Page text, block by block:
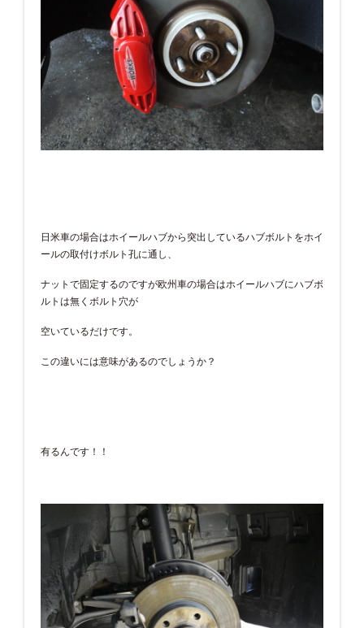
日米車の場合はホイールハブから突出しているハブボルトをホイ
ールの取付けボルト孔に通し、
ナットで固定するのですが欧州車の場合はホイールハブにハブボ
ルトは無くボルト穴が
空いているだけです。
この違いには意味があるのでしょうか？
有るんです！！